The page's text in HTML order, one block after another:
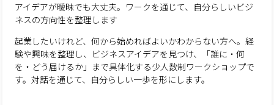
アイデアが曖昧でも大丈夫。ワークを通じて、自分らしいビジ
ネスの方向性を整理します
起業したいけれど、何から始めればよいかわからない方へ。経
験や興味を整理し、ビジネスアイデアを見つけ、「誰に・何
を・どう届けるか」まで具体化する少人数制ワークショップで
す。対話を通じて、自分らしい一歩を形にします。